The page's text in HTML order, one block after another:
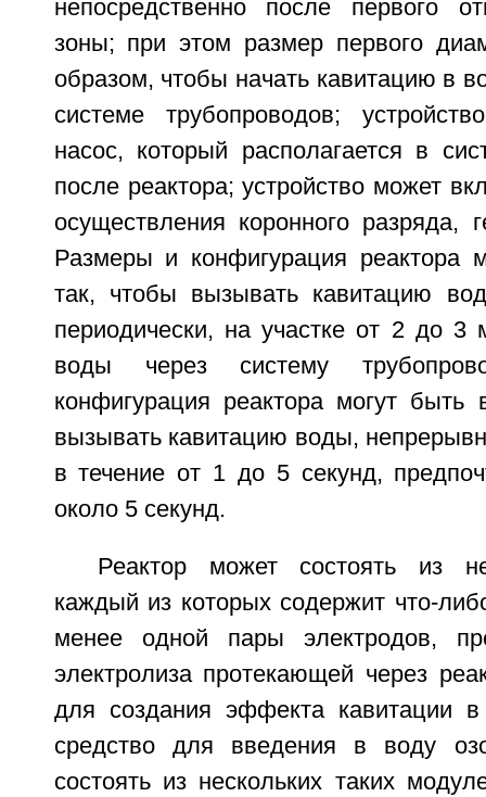
непосредственно после первого
зоны; при этом размер первого
образом, чтобы начать кавитацию в
системе трубопроводов;
насос, который располагается в
после реактора; устройство может
осуществления коронного разряда,
Размеры и конфигурация реактора
так, чтобы вызывать кавитацию
периодически, на участке от 2 до 3
воды через систему
конфигурация реактора могут
вызывать кавитацию воды,
в течение от 1 до 5 секунд,
около 5 секунд.
Реактор может состоять из
каждый из которых содержит что-
менее одной пары электродов,
электролиза протекающей через
для создания эффекта кавитации
средство для введения в воду
состоять из нескольких таких